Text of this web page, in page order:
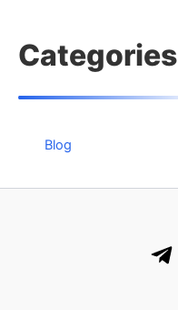
Categories
Blog